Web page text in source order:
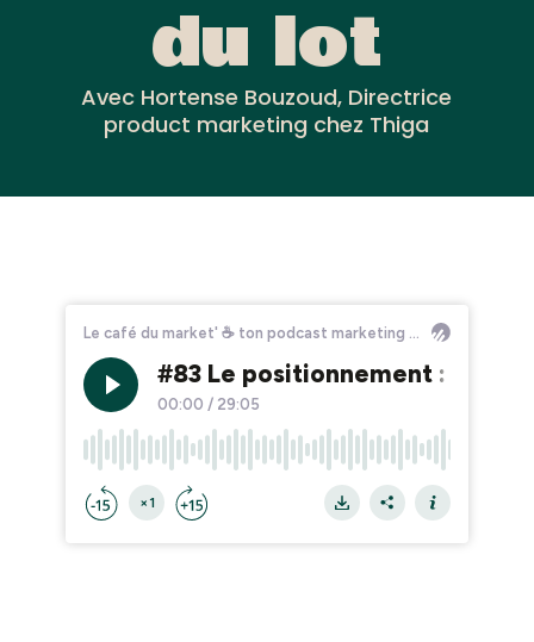
du lot
Avec Hortense Bouzoud, Directrice
product marketing chez Thiga